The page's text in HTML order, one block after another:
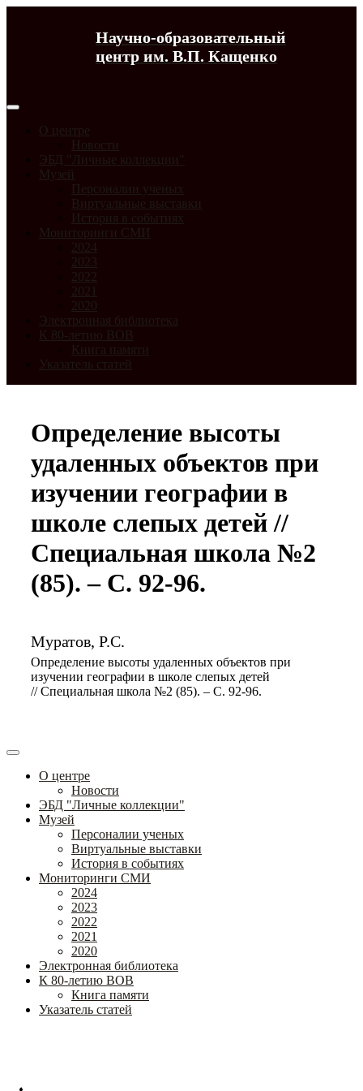
Научно-образовательный
центр им. В.П. Кащенко
О центре
Новости
ЭБД "Личные коллекции"
Музей
Персоналии ученых
Виртуальные выставки
История в событиях
Мониторинги СМИ
2024
2023
2022
2021
2020
Электронная библиотека
К 80-летию ВОВ
Книга памяти
Указатель статей
Определение высоты
удаленных объектов при
изучении географии в
школе слепых детей //
Специальная школа №2
(85). – С. 92-96.
Муратов, Р.С.
Определение высоты удаленных объектов при
изучении географии в школе слепых детей
// Специальная школа №2 (85). – С. 92-96.
О центре
Новости
ЭБД "Личные коллекции"
Музей
Персоналии ученых
Виртуальные выставки
История в событиях
Мониторинги СМИ
2024
2023
2022
2021
2020
Электронная библиотека
К 80-летию ВОВ
Книга памяти
Указатель статей